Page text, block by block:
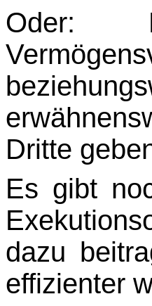
Oder:
Dritte
Es gibt
dazu
effizienter